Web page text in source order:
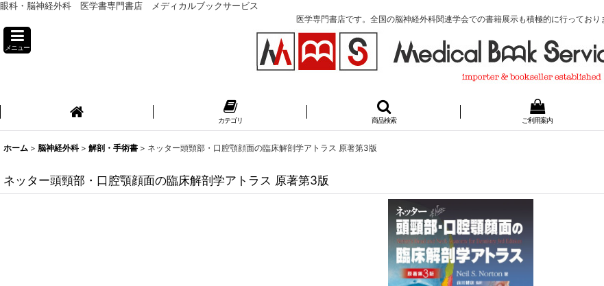
眼科・脳神経外科 医学書専門書店 メディカルブックサービス
医学専門書店です。全国の脳神経外科関連学会での書籍展示も積極的に行っており
メニュー
カテゴリ 商品検索 ご利用案内
ホーム > 脳神経外科 > 解剖・手術書 > ネッター頭頸部・口腔顎顔面の臨床解剖学アトラス 原著第3版
ネッター頭頸部・口腔顎顔面の臨床解剖学アトラス 原著第3版